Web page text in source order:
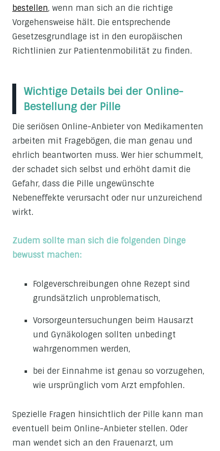
bestellen, wenn man sich an die richtige
Vorgehensweise hält. Die entsprechende
Gesetzesgrundlage ist in den europäischen
Richtlinien zur Patientenmobilität zu finden.
Wichtige Details bei der Online-
Bestellung der Pille
Die seriösen Online-Anbieter von Medikamenten
arbeiten mit Fragebögen, die man genau und
ehrlich beantworten muss. Wer hier schummelt,
der schadet sich selbst und erhöht damit die
Gefahr, dass die Pille ungewünschte
Nebeneffekte verursacht oder nur unzureichend
wirkt.
Zudem sollte man sich die folgenden Dinge
bewusst machen:
Folgeverschreibungen ohne Rezept sind
grundsätzlich unproblematisch,
Vorsorgeuntersuchungen beim Hausarzt
und Gynäkologen sollten unbedingt
wahrgenommen werden,
bei der Einnahme ist genau so vorzugehen,
wie ursprünglich vom Arzt empfohlen.
Spezielle Fragen hinsichtlich der Pille kann man
eventuell beim Online-Anbieter stellen. Oder
man wendet sich an den Frauenarzt, um